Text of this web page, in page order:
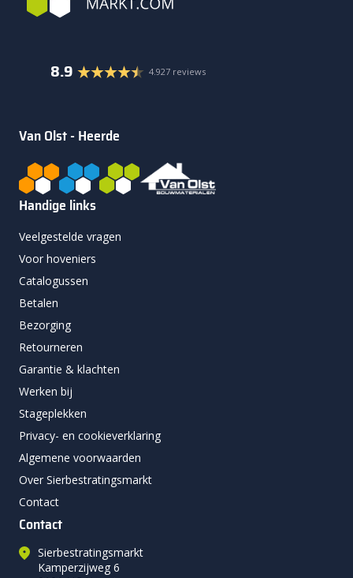
8.9 4.927 reviews
Van Olst - Heerde
Handige links
Veelgestelde vragen
Voor hoveniers
Catalogussen
Betalen
Bezorging
Retourneren
Garantie & klachten
Werken bij
Stageplekken
Privacy- en cookieverklaring
Algemene voorwaarden
Over Sierbestratingsmarkt
Contact
Contact
Sierbestratingsmarkt
Kamperzijweg 6